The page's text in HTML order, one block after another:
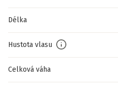
Délka
Hustota vlasu
Celková váha